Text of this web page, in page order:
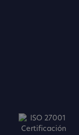
Certificación